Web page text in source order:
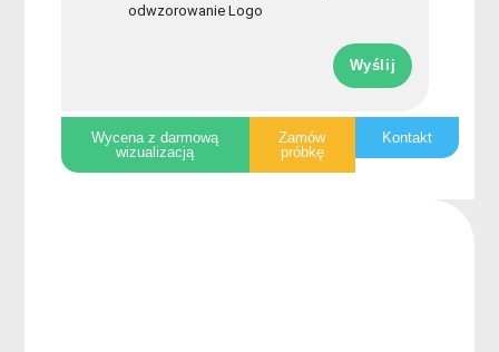
odwzorowanie Logo
Wyślij
Wycena z darmową
wizualizacją
Zamów
próbkę
Kontakt